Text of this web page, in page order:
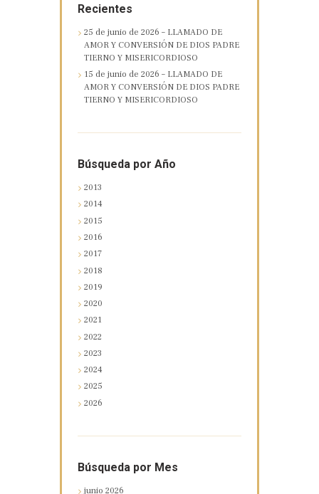
Recientes
25 de junio de 2026 – LLAMADO DE
AMOR Y CONVERSIÓN DE DIOS PADRE
TIERNO Y MISERICORDIOSO
15 de junio de 2026 – LLAMADO DE
AMOR Y CONVERSIÓN DE DIOS PADRE
TIERNO Y MISERICORDIOSO
Búsqueda por Año
2013
2014
2015
2016
2017
2018
2019
2020
2021
2022
2023
2024
2025
2026
Búsqueda por Mes
junio2026